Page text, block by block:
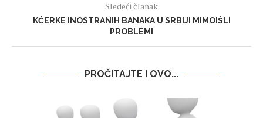
Sledeći članak
KĆERKE INOSTRANIH BANAKA U SRBIJI MIMOIŠLI
PROBLEMI
PROČITAJTE I OVO...